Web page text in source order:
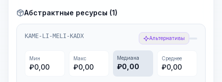
Абстрактные ресурсы (1)
KAME-LI-MELI-KADX Альтернативы
Мин
₽0,00
Макс
₽0,00
Медиана
₽0,00
Среднее
₽0,00